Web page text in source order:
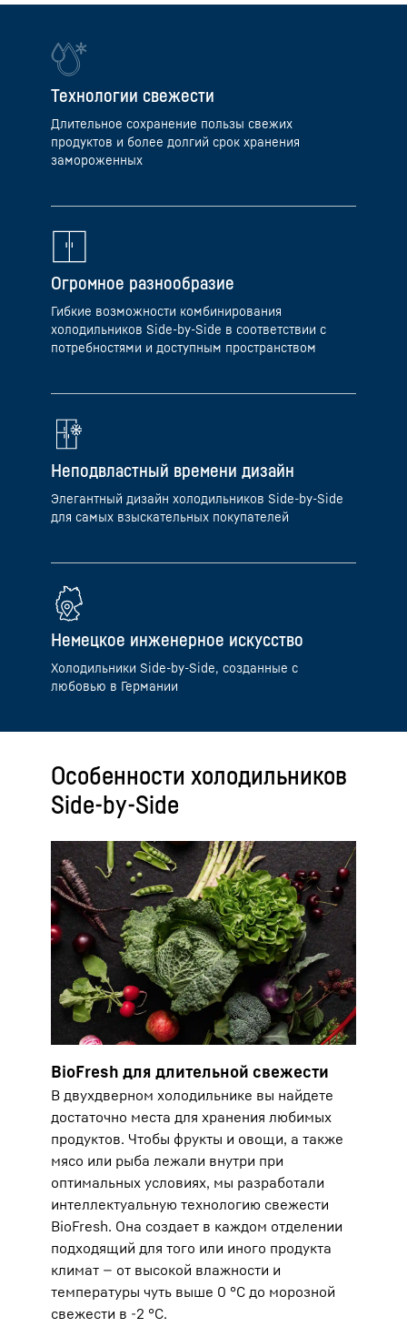
Технологии свежести
Длительное сохранение пользы свежих
продуктов и более долгий срок хранения
замороженных
Огромное разнообразие
Гибкие возможности комбинирования
холодильников Side-by-Side в соответствии с
потребностями и доступным пространством
Неподвластный времени дизайн
Элегантный дизайн холодильников Side-by-Side
для самых взыскательных покупателей
Немецкое инженерное искусство
Холодильники Side-by-Side, созданные с
любовью в Германии
Особенности холодильников
Side-by-Side
BioFresh для длительной свежести
В двухдверном холодильнике вы найдете
достаточно места для хранения любимых
продуктов. Чтобы фрукты и овощи, а также
мясо или рыба лежали внутри при
оптимальных условиях, мы разработали
интеллектуальную технологию свежести
BioFresh. Она создает в каждом отделении
подходящий для того или иного продукта
климат — от высокой влажности и
температуры чуть выше 0 °C до морозной
свежести в -2 °C.